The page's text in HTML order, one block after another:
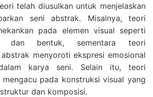
telah diusulkan untuk menjelaskan
seni abstrak. Misalnya, teori
pada elemen visual seperti
dan bentuk, sementara teori
menyoroti ekspresi emosional
karya seni. Selain itu, teori
pada konstruksi visual yang
dan komposisi.